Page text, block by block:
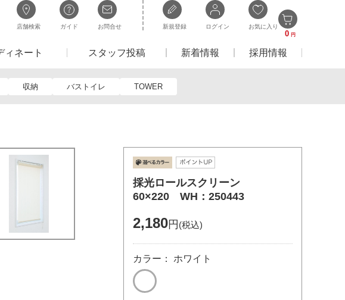
店舗検索 ガイド お問合せ 新規登録 ログイン お気に入り
0 円
ィネート スタッフ投稿 新着情報 採用情報
収納 バストイレ TOWER
採光ロールスクリーン
60×220 WH：250443
2,180円 (税込)
カラー： ホワイト